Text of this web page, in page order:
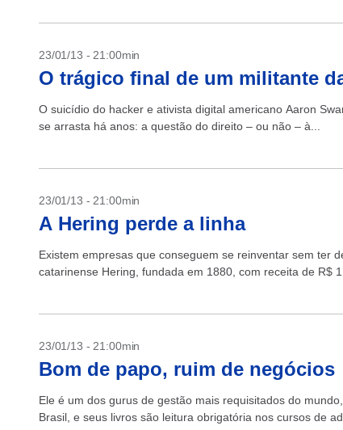
23/01/13 - 21:00min
O trágico final de um militante
O suicídio do hacker e ativista digital americano Aaron
se arrasta há anos: a questão do direito – ou não – à...
23/01/13 - 21:00min
A Hering perde a linha
Existem empresas que conseguem se reinventar sem ter
catarinense Hering, fundada em 1880, com receita de R$
23/01/13 - 21:00min
Bom de papo, ruim de negócios
Ele é um dos gurus de gestão mais requisitados do
Brasil, e seus livros são leitura obrigatória nos cursos de